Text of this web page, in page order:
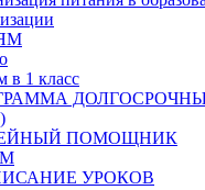
в 1 класс
ПОМОЩНИК
УРОКОВ